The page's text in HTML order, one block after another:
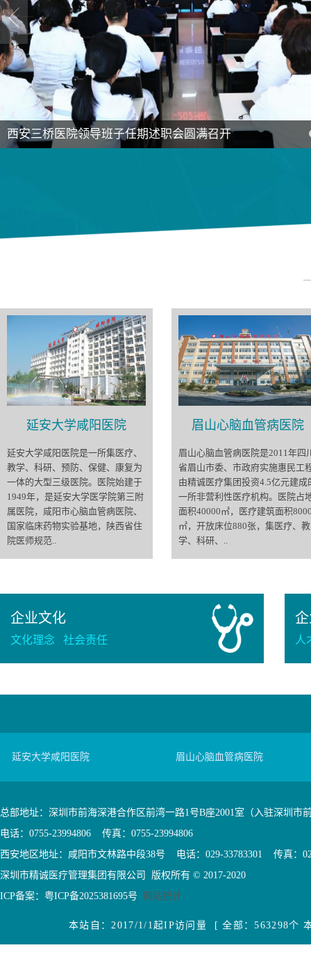
西安三桥医院领导班子任期述职会圆满召开
延安大学咸阳医院
延安大学咸阳医院是一所集医疗、
教学、科研、预防、保健、康复为
一体的大型三级医院。医院始建于
1949年，是延安大学医学院第三附
属医院，咸阳市心脑血管病医院、
国家临床药物实验基地，陕西省住
院医师规范..
眉山心脑血管病医院
眉山心脑血管病医院是2011年四
省眉山市委、市政府实施惠民工
由精诚医疗集团投资4.5亿元建成
一所非营利性医疗机构。医院占
面积40000㎡，医疗建筑面积
㎡，开放床位880张，集医疗、教
学、科研、..
企业文化
文化理念 社会责任 人
延安大学咸阳医院 眉山心脑血管病医院
总部地址：深圳市前海深港合作区前湾一路1号B座2001室（入驻深圳市
电话：0755-23994806 传真：0755-23994806
西安地区地址：咸阳市文林路中段38号 电话：029-33783301 传真：
深圳市精诚医疗管理集团有限公司 版权所有 © 2017-2020
ICP备案： 粤ICP备2025381695号 网站统计
本站自：2017/1/1起IP访问量 [ 全部：563298个